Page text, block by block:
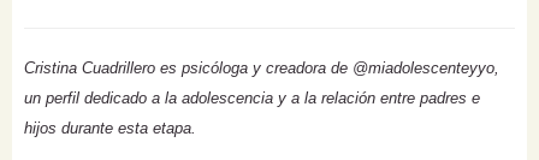
Cristina Cuadrillero es psicóloga y creadora de @miadolescenteyyo,
un perfil dedicado a la adolescencia y a la relación entre padres e
hijos durante esta etapa.